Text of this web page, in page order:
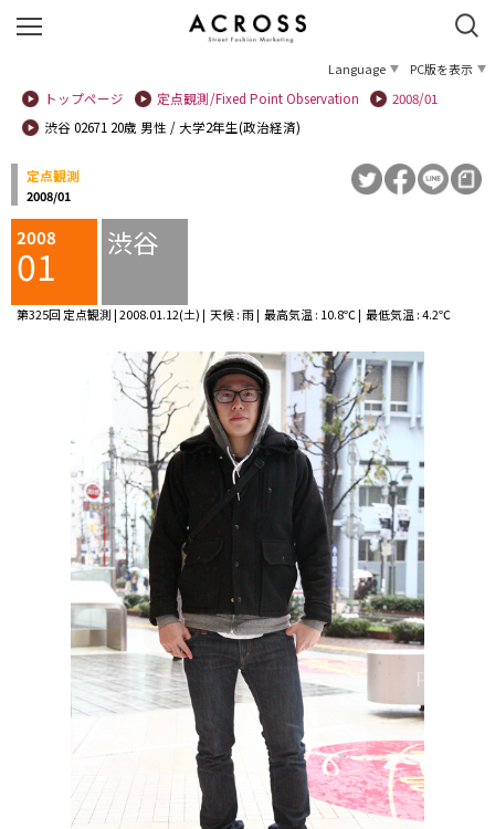
Language
PC版を表示
トップページ
定点観測/Fixed Point Observation
2008/01
渋谷 02671 20歳 男性 / 大学2年生(政治経済)
定点観測
2008/01
2008
01 渋谷
第325回 定点観測 | 2008.01.12(土) | 天候 : 雨 | 最高気温 : 10.8℃ | 最低気温 : 4.2℃